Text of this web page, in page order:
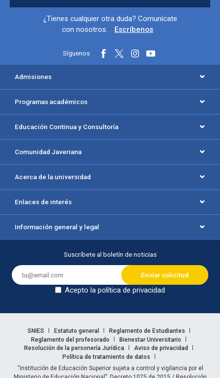
Información y redes sociales
¿Tienes cualquier otra duda? Comunícate
con nosotros.
Escríbenos
Síguenos
Admisiones
Programas académicos
Educación Continua y Consultoría
Comunidad Javeriana
Acerca de la universidad
Enlaces de interés
Información general y legal
Suscríbete al boletín de noticias
Acepto la política de privacidad
Enlaces legales
SNIES Estatuto general
Reglamento de Estudiantes
Reglamento del profesorado
Bienestar Universitario
Resolución de la personería Jurídica
Aviso de privacidad
Política de tratamiento de datos
Información legal
“Institución de Educación Superior sujeta a control y vigilancia por el